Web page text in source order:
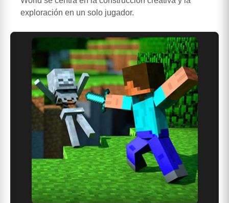
exploración en un solo jugador.